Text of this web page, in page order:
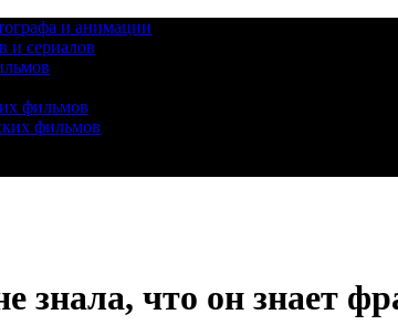
и анимации
и сериалов
фильмов
фильмов
знала, что он знает